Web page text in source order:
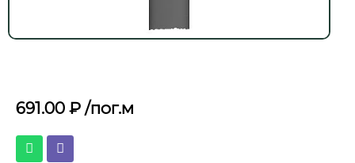
691.00 ₽ /пог.м